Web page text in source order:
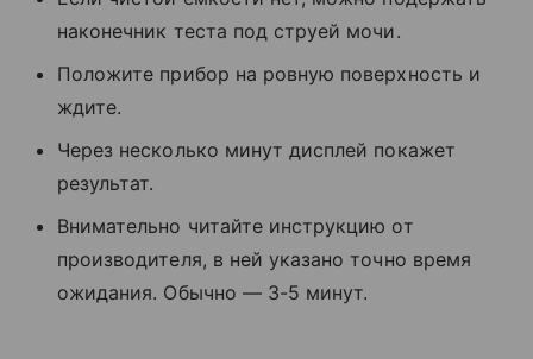
наконечник теста под струей мочи.
Положите прибор на ровную поверхность и
ждите.
Через несколько минут дисплей покажет
результат.
Внимательно читайте инструкцию от
производителя, в ней указано точно время
ожидания. Обычно — 3-5 минут.